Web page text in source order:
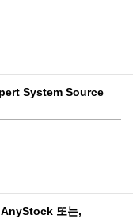
System Source
또는,